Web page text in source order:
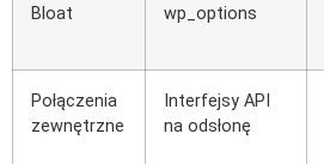
Bloat
wp_options
Połączenia
zewnętrzne
Interfejsy API
na odsłonę